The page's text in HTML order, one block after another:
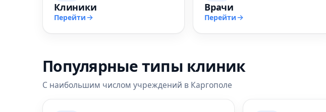
Клиники
Перейти
Врачи
Перейти
Популярные типы клиник
С наибольшим числом учреждений в Каргополе